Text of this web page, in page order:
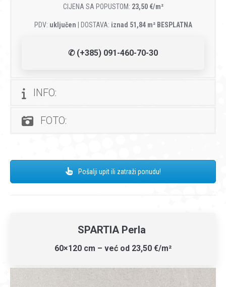
CIJENA SA POPUSTOM: 23,50 €/m²
PDV: uključen | DOSTAVA: iznad 51,84 m² BESPLATNA
✆ (+385) 091-460-70-30
INFO:
FOTO:
Pošalji upit ili zatraži ponudu!
SPARTIA Perla
60×120 cm – već od 23,50 €/m²